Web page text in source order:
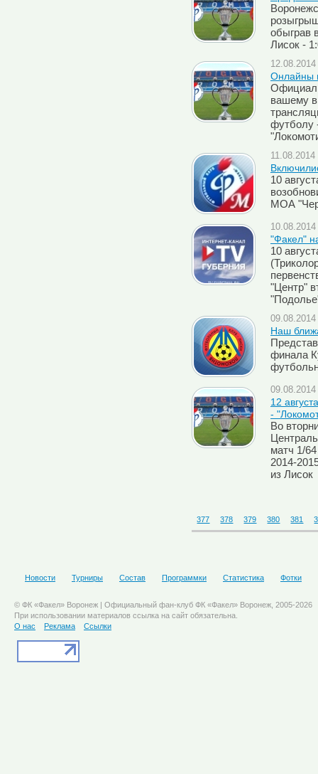
обыграв
Лисок -
Онлайны
вашему
футболу
10
МОА
"Факел"
10
"Центр"
Наш
финала
12
-
Во
матч 1/
2014-
из Лисок
377 378 379 380 381
Новости Турниры Состав Программки Статистика Фотки
© ФК «Факел» Воронеж | Официальный фан-клуб ФК «Факел» Воронеж, 2005-2026
При использовании материалов ссылка на сайт обязательна.
О нас
Реклама Ссылки